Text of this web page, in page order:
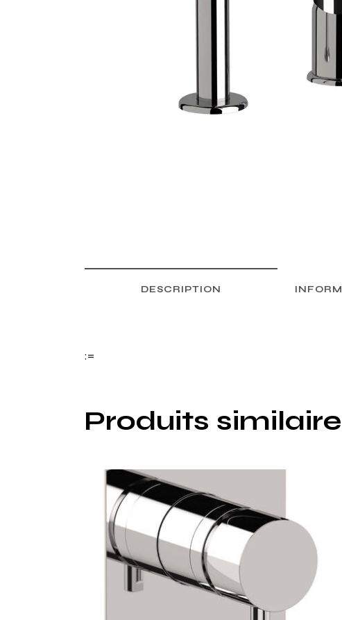
DESCRIPTION
:=
Produits